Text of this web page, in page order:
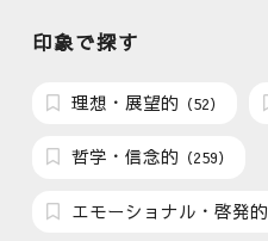
印象で探す
理想・展望的 （52）
哲学・信念的 （259）
エモーショナル・啓発的